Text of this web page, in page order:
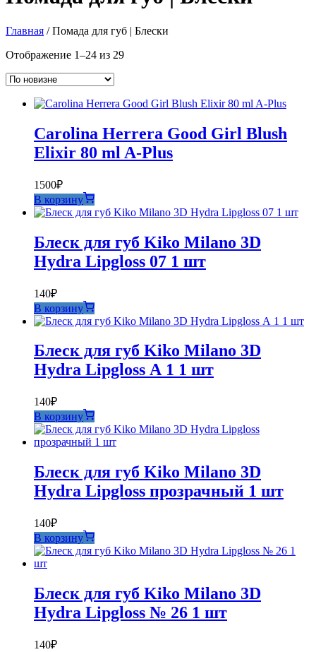
Главная / Помада для губ | Блески
Отображение 1–24 из 29Сортировка:
Carolina Herrera Good Girl Blush
Elixir 80 ml A-Plus
1500₽
В корзину
Блеск для губ Kiko Milano 3D
Hydra Lipgloss 07 1 шт
140₽
В корзину
Блеск для губ Kiko Milano 3D
Hydra Lipgloss А 1 1 шт
140₽
В корзину
Блеск для губ Kiko Milano 3D
Hydra Lipgloss прозрачный 1 шт
140₽
В корзину
Блеск для губ Kiko Milano 3D
Hydra Lipgloss № 26 1 шт
140₽